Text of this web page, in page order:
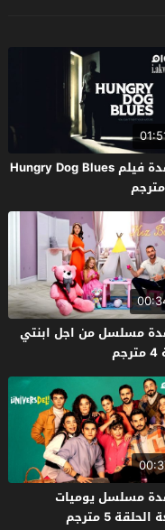
مشاهدة فيلم Hungry Dog Blues
مسلسل من اجل ابنتي
مسلسل يوميات
5 مترجم